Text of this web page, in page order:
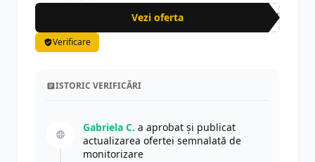
Vezi oferta -80%
Verificare
ISTORIC VERIFICĂRI
Gabriela C. a aprobat și publicat
actualizarea ofertei semnalată de
monitorizare